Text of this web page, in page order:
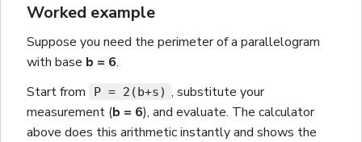
Worked example
Suppose you need the perimeterof a parallelogram
with base b = 6.
Start from
P = 2(b+s) , substitute your
measurement (b = 6), and evaluate. The calculator
above does this arithmetic instantly and shows the